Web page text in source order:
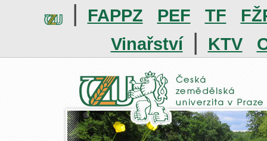
| FAPPZ PEF TF
Vinařství | KTV